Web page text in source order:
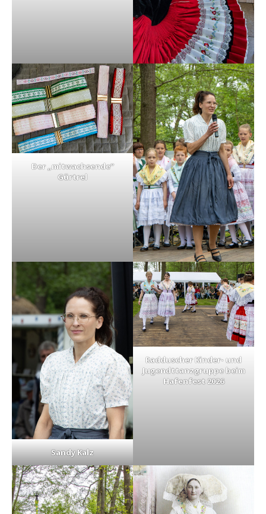
Der „mitwachsende“
Gürtrel
Sandy Kalz
Radduscher Kinder- und
Jugendttanzgruppe beim
Hafenfest 2026